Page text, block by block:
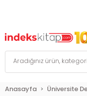
Anasayfa Üniversite